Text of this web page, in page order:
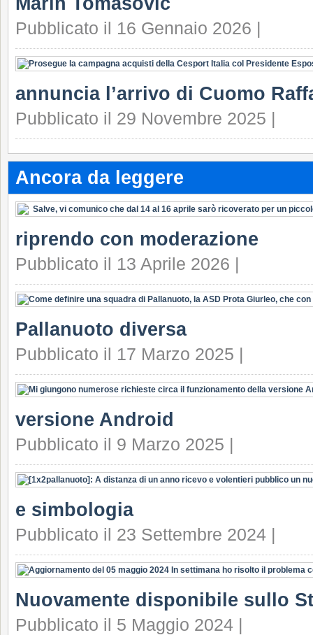
Pubblicato il 16 Gennaio 2026 |
annuncia l’arrivo di Cuomo
Pubblicato il 29 Novembre 2025 |
Ancora da leggere
riprendo con moderazione
Pubblicato il 13 Aprile 2026 |
Pallanuoto diversa
Pubblicato il 17 Marzo 2025 |
versione Android
Pubblicato il 9 Marzo 2025 |
e simbologia
Pubblicato il 23 Settembre 2024 |
Nuovamente disponibile sullo
Pubblicato il 5 Maggio 2024 |